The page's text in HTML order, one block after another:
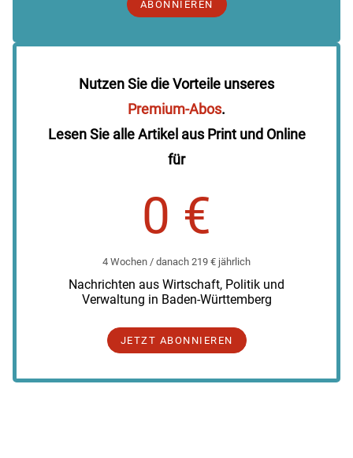
ABONNIEREN
Nutzen Sie die Vorteile unseres
Premium-Abos.
Lesen Sie alle Artikel aus Print und Online
für
0 €
4 Wochen / danach 219 € jährlich
Nachrichten aus Wirtschaft, Politik und
Verwaltung in Baden-Württemberg
JETZT ABONNIEREN